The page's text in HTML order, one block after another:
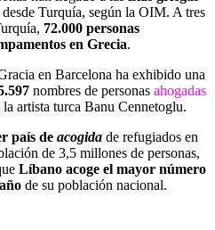
Turquía, según la OIM. A tres
72.000 personas
en Grecia.
en Barcelona ha exhibido una
nombres de personas ahogadas
la artista turca Banu Cennetoglu.
país de acogida de refugiados en
de 3,5 millones de personas,
Líbano acoge el mayor número
de su población nacional.